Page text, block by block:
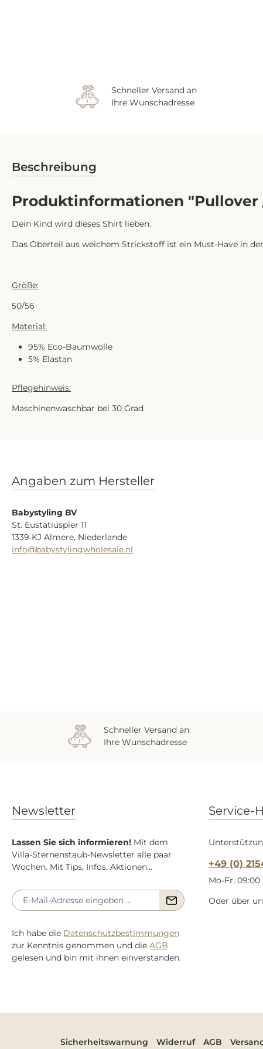
Schneller Versand an
Ihre Wunschadresse
Beschreibung
Produktinformationen "Pullover
Dein Kind wird dieses Shirt lieben.
Das Oberteil aus weichem Strickstoff ist ein Must-Have in
Größe:
50/56
Material:
95% Eco-Baumwolle
5% Elastan
Pflegehinweis:
Maschinenwaschbar bei 30 Grad
Angaben zum Hersteller
Babystyling BV
St. Eustatiuspier 11
1339 KJ Almere, Niederlande
info@babystylingwholesale.nl
Schneller Versand an
Ihre Wunschadresse
Newsletter
Lassen Sie sich informieren! Mit dem
Villa-Sternenstaub-Newsletter alle paar
Wochen. Mit Tips, Infos, Aktionen...
Ich habe die Datenschutzbestimmungen
zur Kenntnis genommen und die AGB
gelesen und bin mit ihnen einverstanden.
Service-
+49 (0)
Mo-Fr, 09:00
Oder über
Sicherheitswarnung Widerruf AGB